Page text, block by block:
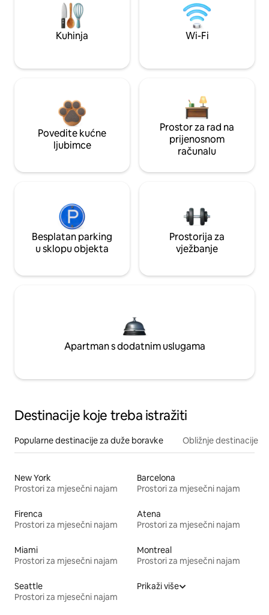
Kuhinja Wi-Fi
Povedite kućne
ljubimce
Prostor za rad na
prijenosnom
računalu
Besplatan parking
u sklopu objekta
Prostorija za
vježbanje
Apartman s dodatnim uslugama
Destinacije koje treba istražiti
Popularne destinacije za duže boravke Obližnje destinacije
New York
Prostori za mjesečni najam
Barcelona
Prostori za mjesečni najam
Firenca
Prostori za mjesečni najam
Atena
Prostori za mjesečni najam
Miami
Prostori za mjesečni najam
Montreal
Prostori za mjesečni najam
Seattle
Prostori za mjesečni najam
Prikaži više